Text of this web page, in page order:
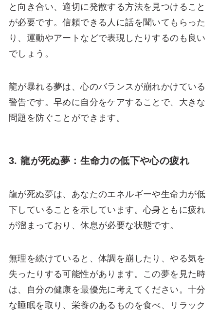
と向き合い、適切に発散する方法を見つけること
が必要です。信頼できる人に話を聞いてもらった
り、運動やアートなどで表現したりするのも良い
でしょう。
龍が暴れる夢は、心のバランスが崩れかけている
警告です。早めに自分をケアすることで、大きな
問題を防ぐことができます。
3. 龍が死ぬ夢：生命力の低下や心の疲れ
龍が死ぬ夢は、あなたのエネルギーや生命力が低
下していることを示しています。心身ともに疲れ
が溜まっており、休息が必要な状態です。
無理を続けていると、体調を崩したり、やる気を
失ったりする可能性があります。この夢を見た時
は、自分の健康を最優先に考えてください。十分
な睡眠を取り、栄養のあるものを食べ、リラック